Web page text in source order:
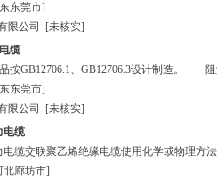
东莞市]
限公司
[未核实]
缆
GB12706.1、GB12706.3设计制造。 阻
东莞市]
限公司
[未核实]
电缆
缆交联聚乙烯绝缘电缆使用化学或物理方
北廊坊市]